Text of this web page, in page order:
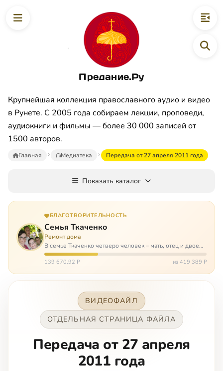
Предание.Ру
Крупнейшая коллекция православного аудио и видео
в Рунете. С 2005 года собираем лекции, проповеди,
аудиокниги и фильмы — более 30 000 записей от
1500 авторов.
Главная Медиатека Передача от 27 апреля 2011 года
Показать каталог
БЛАГОТВОРИТЕЛЬНОСТЬ
Семья Ткаченко
Ремонт дома
В семье Ткаченко четверо человек – мать, отец и двое
сыновей. И это семья – крепость. У них столько проблем
и бед, что хватило бы на много семей. Трое из четверых
139 670,92 ₽ из 419 389 ₽
ВИДЕОФАЙЛ
ОТДЕЛЬНАЯ СТРАНИЦА ФАЙЛА
Передача от 27 апреля
2011 года